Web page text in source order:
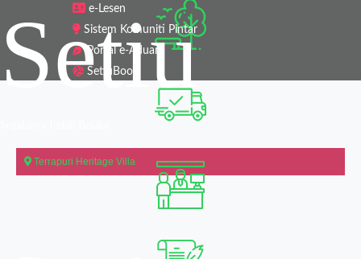
e-Lesen
Sistem Komuniti Pintar
Portal e-Aduan
SetiuBook
Setiu
Terrapuri Heritage Villa